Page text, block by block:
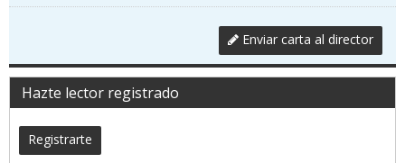
Enviar carta al director
Hazte lector registrado
Registrarte